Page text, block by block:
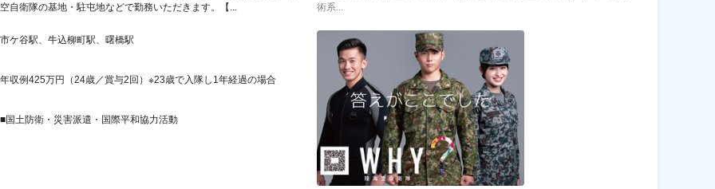
空自衛隊の基地・駐屯地などで勤務いただきます。【...
市ケ谷駅、牛込柳町駅、曙橋駅
年収例425万円（24歳／賞与2回）※23歳で入隊し1年経過の場合
■国土防衛・災害派遣・国際平和協力活動
術系...